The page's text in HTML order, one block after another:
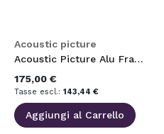
Acoustic picture
Acoustic Picture Alu Frame Polyesterfiber Core
175,00 €
143,44 €
Aggiungi al Carrello